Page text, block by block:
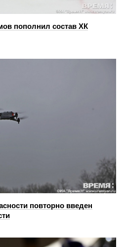
пополнил состав ХК
повторно введен